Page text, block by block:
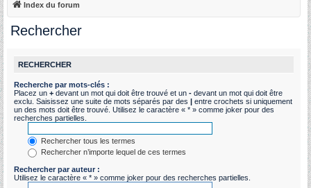
Index du forum
Rechercher
RECHERCHER
Recherche par mots-clés :
Placez un + devant un mot qui doit être trouvé et un - devant un mot qui doit être
exclu. Saisissez une suite de mots séparés par des | entre crochets si uniquement
un des mots doit être trouvé. Utilisez le caractère « * » comme joker pour des
recherches partielles.
Rechercher tous les termes
Rechercher n’importe lequel de ces termes
Rechercher par auteur :
Utilisez le caractère « * » comme joker pour des recherches partielles.